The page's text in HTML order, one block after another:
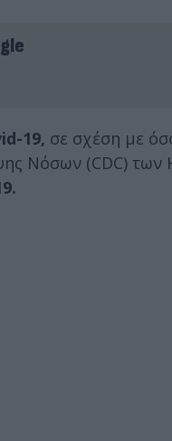
19, σε σχέση με
Νόσων (CDC) των